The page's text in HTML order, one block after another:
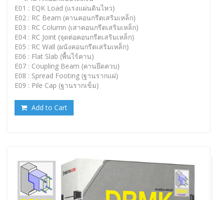
E01 : EQK Load (แรงแผ่นดินไหว)
E02 : RC Beam (คานคอนกรีตเสริมเหล็ก)
E03 : RC Column (เสาคอนกรีตเสริมเหล็ก)
E04 : RC Joint (จุดต่อคอนกรีตเสริมเหล็ก)
E05 : RC Wall (ผนังคอนกรีตเสริมเหล็ก)
E06 : Flat Slab (พื้นไร้คาน)
E07 : Coupling Beam (คานยึดควบ)
E08 : Spread Footing (ฐานรากแผ่)
E09 : Pile Cap (ฐานรากเข็ม)
Add to Cart